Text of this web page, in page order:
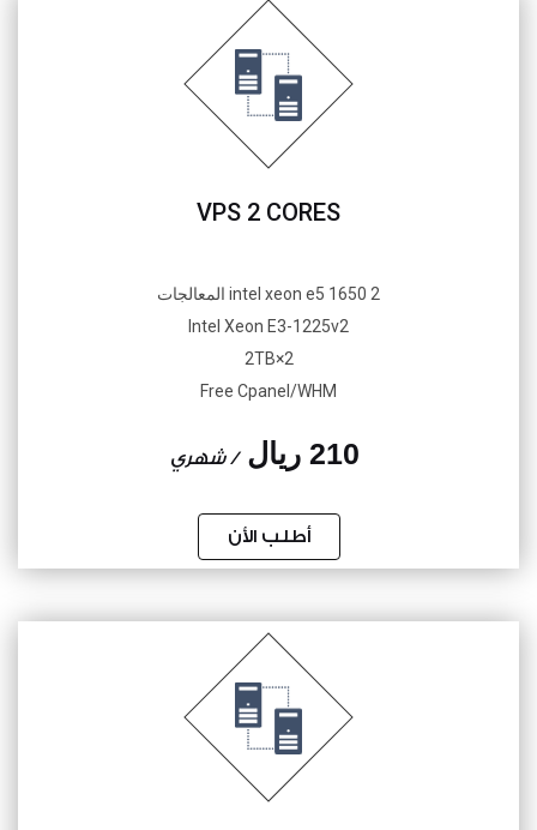
VPS 2 CORES
2 intel xeon e5 1650 المعالجات
Intel Xeon E3-1225v2
2×2TB
Free Cpanel/WHM
210 ريال / شهري
أطلب الأن